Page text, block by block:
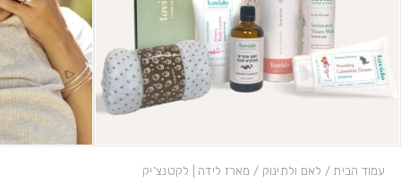
עמוד הבית / לאם ולתינוק / מארז לידה | לקטנצ’יק